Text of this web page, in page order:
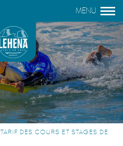
TARIF DES COURS ET STAGES DE